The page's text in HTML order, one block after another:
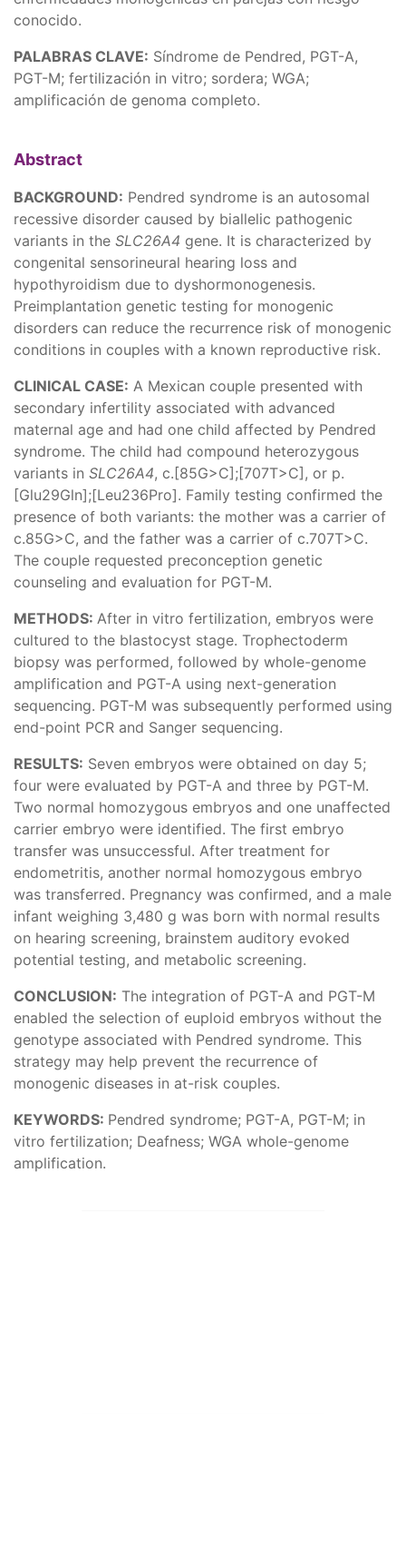
conocido.
PALABRAS CLAVE: Síndrome de Pendred, PGT-A,
PGT-M; fertilización in vitro; sordera; WGA;
amplificación de genoma completo.
Abstract
BACKGROUND: Pendred syndrome is an autosomal
recessive disorder caused by biallelic pathogenic
variants in the SLC26A4 gene. It is characterized by
congenital sensorineural hearing loss and
hypothyroidism due to dyshormonogenesis.
Preimplantation genetic testing for monogenic
disorders can reduce the recurrence risk of monogenic
conditions in couples with a known reproductive risk.
CLINICAL CASE: A Mexican couple presented with
secondary infertility associated with advanced
maternal age and had one child affected by Pendred
syndrome. The child had compound heterozygous
variants in SLC26A4, c.[85G>C];[707T>C], or p.
[Glu29Gln];[Leu236Pro]. Family testing confirmed the
presence of both variants: the mother was a carrier of
c.85G>C, and the father was a carrier of c.707T>C.
The couple requested preconception genetic
counseling and evaluation for PGT-M.
METHODS: After in vitro fertilization, embryos were
cultured to the blastocyst stage. Trophectoderm
biopsy was performed, followed by whole-genome
amplification and PGT-A using next-generation
sequencing. PGT-M was subsequently performed using
end-point PCR and Sanger sequencing.
RESULTS: Seven embryos were obtained on day 5;
four were evaluated by PGT-A and three by PGT-M.
Two normal homozygous embryos and one unaffected
carrier embryo were identified. The first embryo
transfer was unsuccessful. After treatment for
endometritis, another normal homozygous embryo
was transferred. Pregnancy was confirmed, and a male
infant weighing 3,480 g was born with normal results
on hearing screening, brainstem auditory evoked
potential testing, and metabolic screening.
CONCLUSION: The integration of PGT-A and PGT-M
enabled the selection of euploid embryos without the
genotype associated with Pendred syndrome. This
strategy may help prevent the recurrence of
monogenic diseases in at-risk couples.
KEYWORDS: Pendred syndrome; PGT-A, PGT-M; in
vitro fertilization; Deafness; WGA whole-genome
amplification.